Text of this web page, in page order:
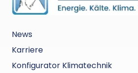
gehandhabt wurde, war
News
Karriere
Konfigurator Klimatechnik